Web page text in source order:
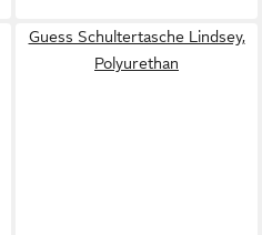
Guess Schultertasche Lindsey,
Polyurethan